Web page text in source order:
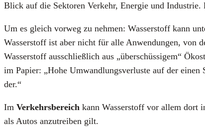
Blick auf die Sek­to­ren Ver­kehr, Ener­gie und
Um es gleich vor­weg zu neh­men: Was­ser­stoff kann
Was­ser­stoff ist aber nicht für alle Anwen­dun­gen, von
Was­ser­stoff aus­schließ­lich aus „über­schüs­si­gem“
im Papier: „Hohe Umwand­lungs­ver­lus­te auf der
der.“
Im Ver­kehrs­be­reich kann Was­ser­stoff vor allem dort
als Autos anzu­trei­ben gilt.